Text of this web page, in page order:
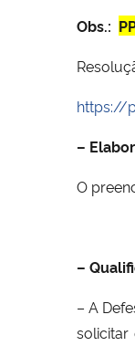
Obs.:
https://
–
O
–
– A
solicitar